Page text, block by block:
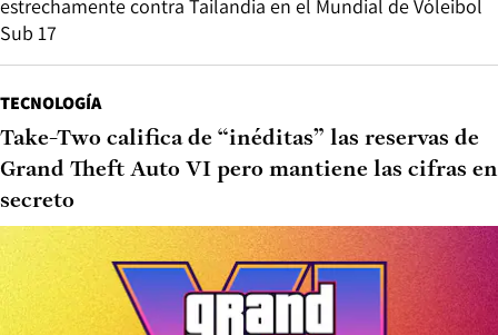
estrechamente contra Tailandia en el Mundial de Vóleibol
Sub 17
TECNOLOGÍA
Take-Two califica de “inéditas” las reservas de
Grand Theft Auto VI pero mantiene las cifras en
secreto